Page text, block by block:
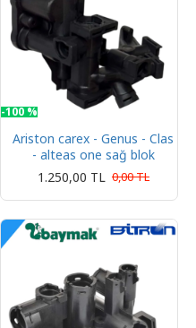
-100 %
Ariston carex - Genus - Clas
- alteas one sağ blok
1.250,00 TL 0,00 TL